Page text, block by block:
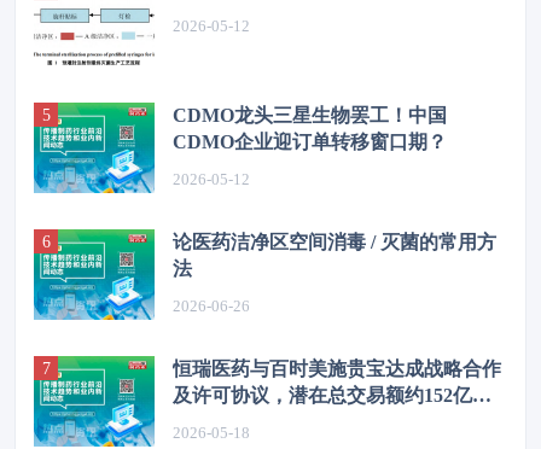
2026-05-12
CDMO龙头三星生物罢工！中国
CDMO企业迎订单转移窗口期？
2026-05-12
论医药洁净区空间消毒 / 灭菌的常用方
法
2026-06-26
恒瑞医药与百时美施贵宝达成战略合作
及许可协议，潜在总交易额约152亿美
2026-05-18